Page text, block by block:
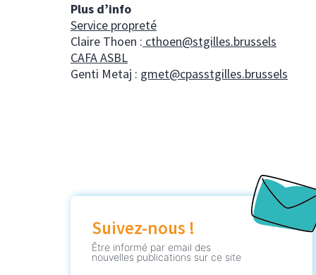
Plus d’info
Service propreté
Claire Thoen : cthoen@stgilles.brussels
CAFA ASBL
Genti Metaj : gmet@cpasstgilles.brussels
Suivez-nous !
Être informé par email des
nouvelles publications sur ce site